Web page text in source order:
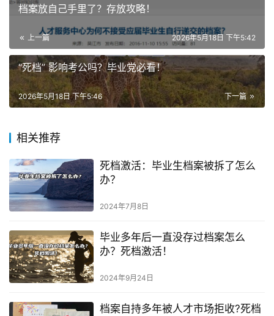
档案放自己手里了？存放攻略！
上一篇 2026年5月18日 下午5:42
“死档” 影响考公吗？毕业党必看！
下一篇
2026年5月18日 下午5:46
相关推荐
死档激活：毕业生档案被拆了怎么
办？
2024年7月8日
毕业多年后一直没存过档案怎么
办？死档激活！
2024年9月24日
档案自持多年被人才市场拒收?死档